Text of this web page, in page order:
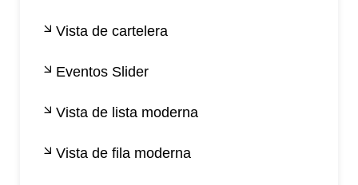
Vista de cartelera
Eventos Slider
Vista de lista moderna
Vista de fila moderna